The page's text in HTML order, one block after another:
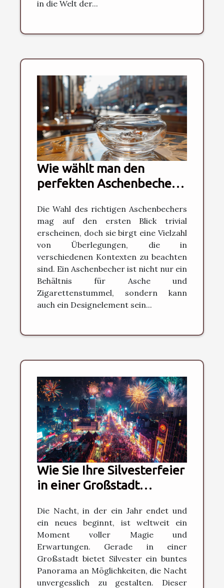
in die Welt der...
Wie wählt man den
perfekten Aschenbecher
Die Wahl des richtigen Aschenbechers
mag auf den ersten Blick trivial
erscheinen, doch sie birgt eine Vielzahl
von Überlegungen, die in
verschiedenen Kontexten zu beachten
sind. Ein Aschenbecher ist nicht nur ein
Behältnis für Asche und
Zigarettenstummel, sondern kann
auch ein Designelement sein...
Wie Sie Ihre Silvesterfeier
in einer Großstadt
Die Nacht, in der ein Jahr endet und
ein neues beginnt, ist weltweit ein
Moment voller Magie und
Erwartungen. Gerade in einer
Großstadt bietet Silvester ein buntes
Panorama an Möglichkeiten, die Nacht
unvergesslich zu gestalten. Dieser